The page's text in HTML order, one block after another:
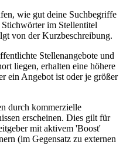
wie gut deine Suchbegriffe
im Stellentitel
von der Kurzbeschreibung.
Stellenangebote und
liegen, erhalten eine höhere
ein Angebot ist oder je größer
durch kommerzielle
erscheinen. Dies gilt für
mit aktivem 'Boost'
(im Gegensatz zu externen